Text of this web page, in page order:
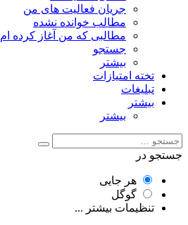
جریان فعالیت های من
مطالب خوانده نشده
مطالبی که من آغاز کرده ام
جستجو
بیشتر
تخته امتیازات
تبلیغات
بیشتر
بیشتر
جستجو در
هر جایی
گوگل
تنظیمات بیشتر ...